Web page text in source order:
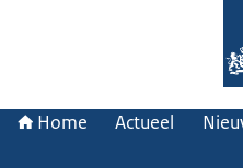
Home Actueel